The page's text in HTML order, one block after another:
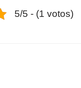
5/5 - (1 votos)